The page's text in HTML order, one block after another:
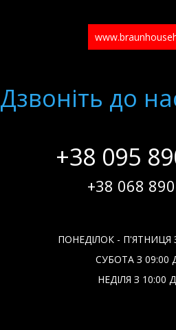
Дзвонiть до
+38 095
+38 068
ПОНЕДІЛОК - П'ЯТНИЦЯ
СУБОТА З 09:00
НЕДІЛЯ З 10:00